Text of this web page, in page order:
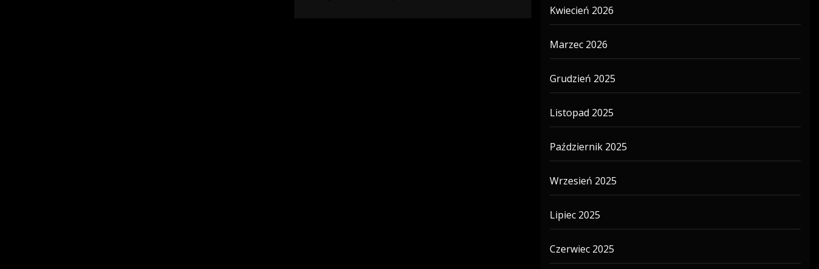
Kwiecień 2026
Marzec 2026
Grudzień 2025
Listopad 2025
Październik 2025
Wrzesień 2025
Lipiec 2025
Czerwiec 2025